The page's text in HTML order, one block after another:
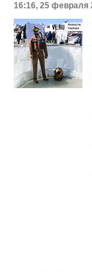
16:16, 25 февраля